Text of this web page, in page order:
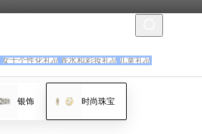
女士个性化礼品 香水和彩妆礼品 儿童礼品
银饰 时尚珠宝